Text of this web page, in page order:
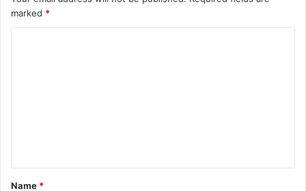
marked *
*
Name *